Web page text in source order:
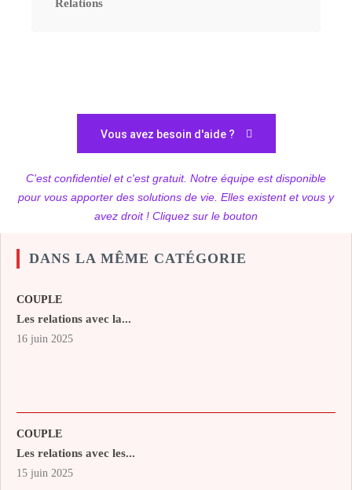
Relations
Vous avez besoin d'aide ?
C'est confidentiel et c'est gratuit. Notre équipe est disponible
pour vous apporter des solutions de vie. Elles existent et vous y
avez droit ! Cliquez sur le bouton
DANS LA MÊME CATÉGORIE
COUPLE
Les relations avec la...
16 juin 2025
COUPLE
Les relations avec les...
15 juin 2025